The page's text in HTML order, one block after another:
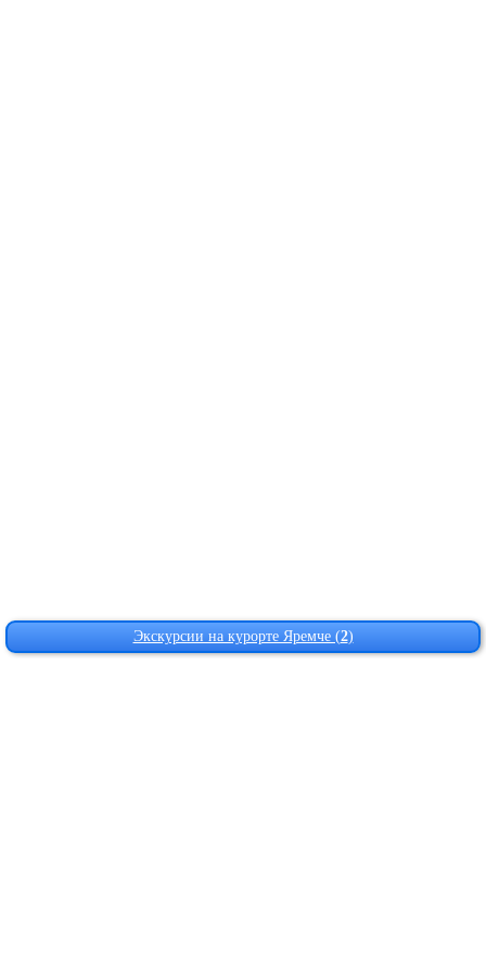
Экскурсии на курорте Яремче (2)